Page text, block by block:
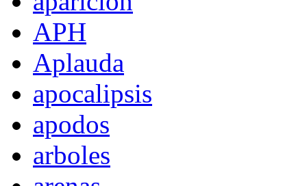
APH
Aplauda
apocalipsis
apodos
arboles